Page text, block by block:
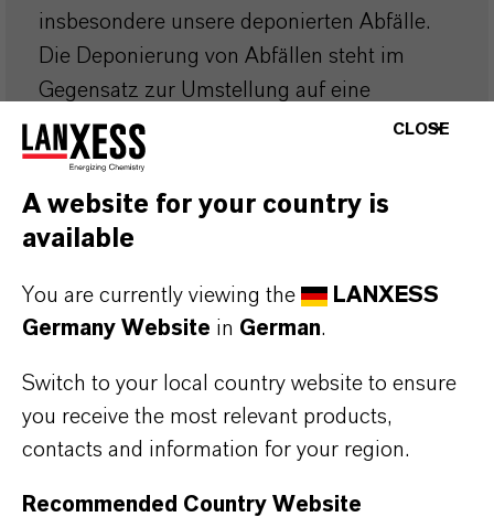
insbesondere unsere deponierten Abfälle.
Die Deponierung von Abfällen steht im
Gegensatz zur Umstellung auf eine
Kreislaufwirtschaft, die wir aktiv
unterstützen. Wir haben uns daher das
folgende Ziel gesetzt.
Ziel für 2030: Reduzierung der
Gesamtmenge an deponierten Abfällen
um 50 % gegenüber dem Basisjahr
CLOSE
A website for your country is
available
You are currently viewing the
LANXESS
Germany Website in German.
Switch to your local country website to ensure
you receive the most relevant products,
contacts and information for your region.
Recommended Country Website